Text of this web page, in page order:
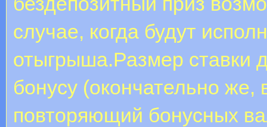
случае, когда будут
отыгрыша.Размер ставки
бонусу (окончательно же,
повторяющий бонусных